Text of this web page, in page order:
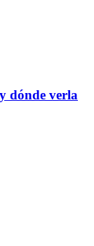
dónde verla